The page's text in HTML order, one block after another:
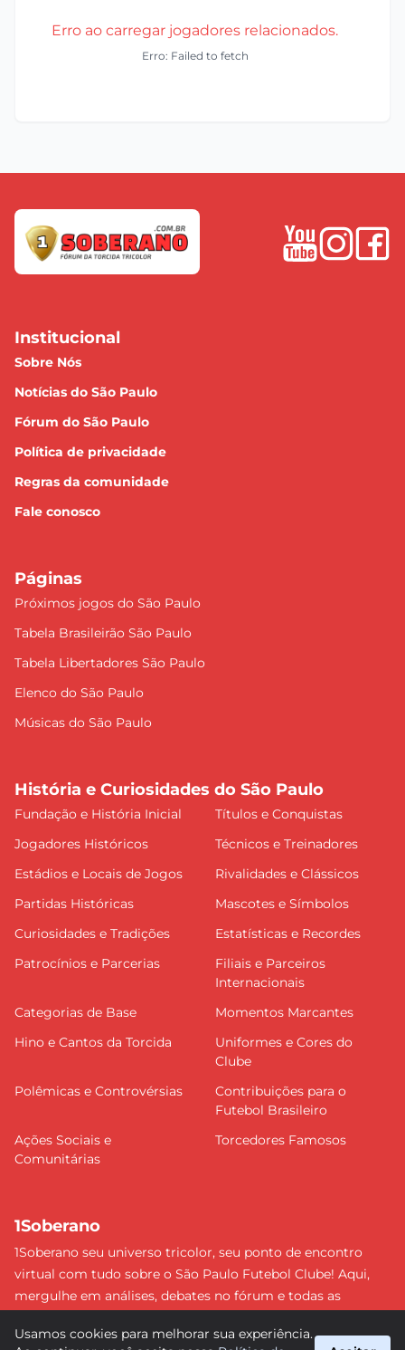
Erro ao carregar jogadores relacionados.
Erro: Failed to fetch
Institucional
Sobre Nós
Notícias do São Paulo
Fórum do São Paulo
Política de privacidade
Regras da comunidade
Fale conosco
Páginas
Próximos jogos do São Paulo
Tabela Brasileirão São Paulo
Tabela Libertadores São Paulo
Elenco do São Paulo
Músicas do São Paulo
História e Curiosidades do São Paulo
Fundação e História Inicial
Títulos e Conquistas
Jogadores Históricos
Técnicos e Treinadores
Estádios e Locais de Jogos
Rivalidades e Clássicos
Partidas Históricas
Mascotes e Símbolos
Curiosidades e Tradições
Estatísticas e Recordes
Patrocínios e Parcerias
Filiais e Parceiros
Internacionais
Categorias de Base
Momentos Marcantes
Hino e Cantos da Torcida
Uniformes e Cores do
Clube
Polêmicas e Controvérsias
Contribuições para o
Futebol Brasileiro
Ações Sociais e
Comunitárias
Torcedores Famosos
1Soberano
1Soberano seu universo tricolor, seu ponto de encontro
virtual com tudo sobre o São Paulo Futebol Clube! Aqui,
mergulhe em análises, debates no fórum e todas as
detalhe e faça parte dessa comunidade apaixonada pelo
Usamos cookies para melhorar sua experiência.